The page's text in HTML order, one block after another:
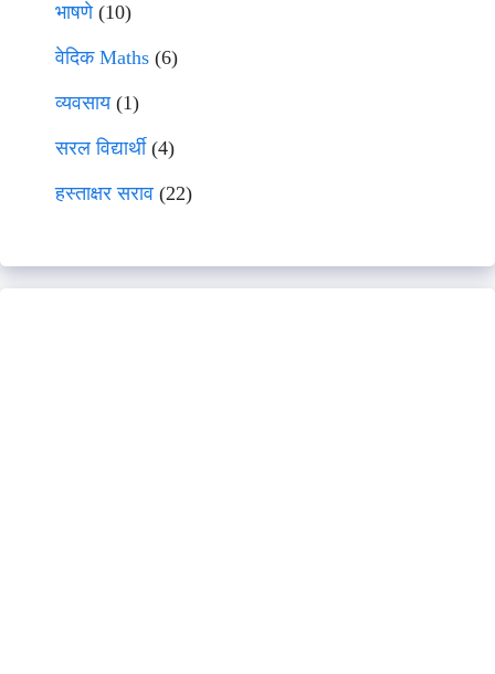
भाषणे(10)
वेदिक Maths (6)
व्यवसाय(1)
सरल विद्यार्थी(4)
हस्ताक्षर सराव (22)